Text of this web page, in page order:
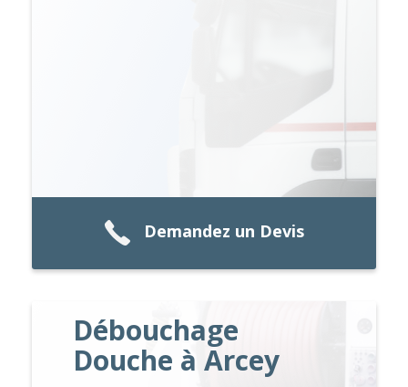
Demandez un Devis
Débouchage
Douche à Arcey